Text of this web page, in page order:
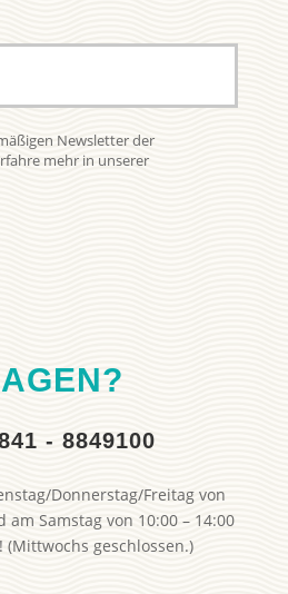
Newsletter der
mehr in unserer
- 8849100
Donnerstag/Freitag von
am Samstag von 10:00 – 14:00
geschlossen.)